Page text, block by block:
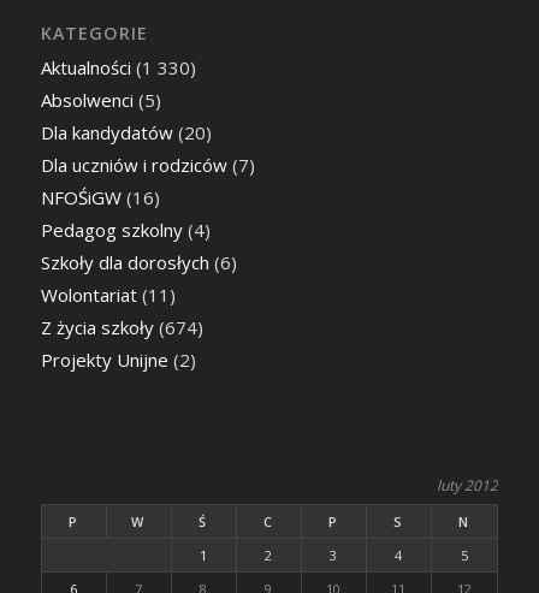
KATEGORIE
Aktualności (1 330)
Absolwenci (5)
Dla kandydatów(20)
Dla uczniów i rodziców(7)
NFOŚiGW(16)
Pedagog szkolny(4)
Szkoły dla dorosłych (6)
Wolontariat(11)
Z życia szkoły(674)
Projekty Unijne (2)
luty 2012
P W Ś C P S
N
1
2 3 4
5
6
7 8 9 10 11 12